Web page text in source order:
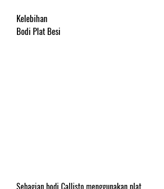
Kelebihan
Bodi Plat Besi